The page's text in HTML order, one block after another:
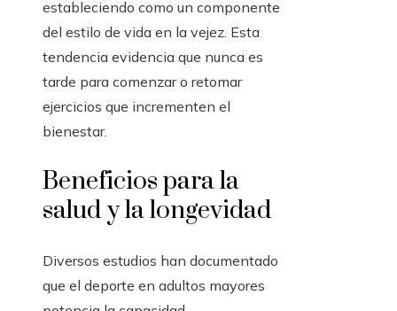
estableciendo como un componente
del estilo de vida en la vejez. Esta
tendencia evidencia que nunca es
tarde para comenzar o retomar
ejercicios que incrementen el
bienestar.
Beneficios para la
salud y la longevidad
Diversos estudios han documentado
que el deporte en adultos mayores